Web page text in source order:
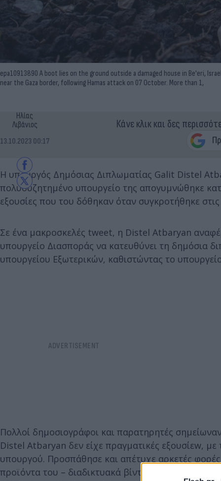
epa10913890 A boot lies on the ground outside a damaged house in Be'eri,
near the Gaza border, following Hamas attack on 07 October. More than 1,
Ηλίας
Λιβάνιος
13.10.2023 00:17
Κάνε κλικ και δες
Η υπουργός Δημόσιας Διπλωματίας Galit Distel
πολυσυζητημένο υπουργείο της απογυμνώθηκε
εξουσίες που του δόθηκαν όταν συγκροτήθηκε
Σε ένα μακροσκελές tweet, η Distel Atbaryan
υπουργείο Διασποράς να κατευθύνει τη δημόσια
υπουργείου Εξωτερικών, καθιστώντας το
Πολλοί δημοσιογράφοι και παρατηρητές
Distel Atbaryan δεν είχε πραγματικές εξουσίεw,
υπουργού. Προσπάθησε και απέτυχε αρκετές φορές
προϊόντα του – διαδικτυακά βίντεο και